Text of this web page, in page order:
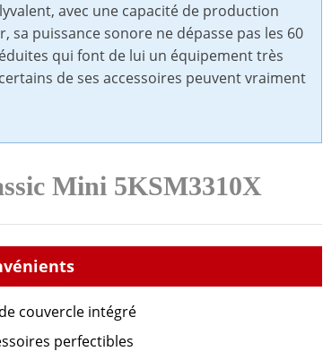
avec une capacité de production
puissance sonore ne dépasse pas les 60
qui font de lui un équipement très
de ses accessoires peuvent vraiment
Mini 5KSM3310X
couvercle intégré
perfectibles